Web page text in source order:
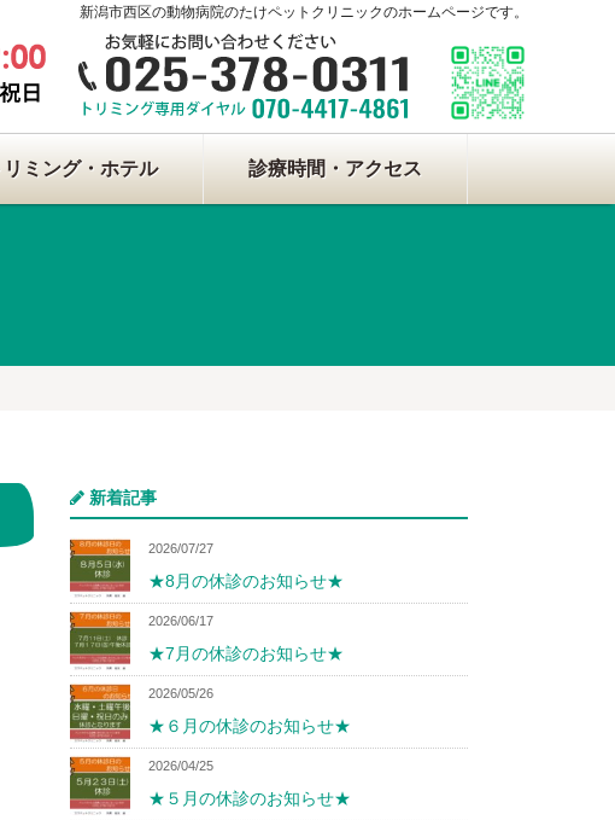
新潟市西区の動物病院のたけペットクリニックのホームページです。
リミング・ホテル 診療時間・アクセス
新着記事
2026/07/27
★8月の休診のお知らせ★
2026/06/17
★7月の休診のお知らせ★
2026/05/26
★６月の休診のお知らせ★
2026/04/25
★５月の休診のお知らせ★